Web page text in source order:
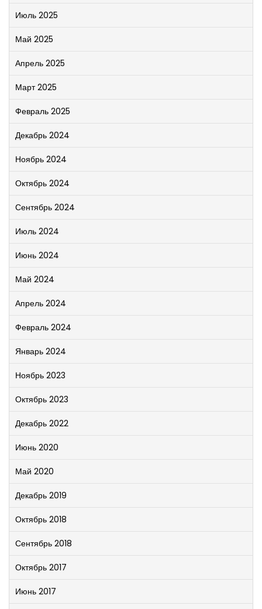
Июль 2025
Май 2025
Апрель 2025
Март 2025
Февраль 2025
Декабрь 2024
Ноябрь 2024
Октябрь 2024
Сентябрь 2024
Июль 2024
Июнь 2024
Май 2024
Апрель 2024
Февраль 2024
Январь 2024
Ноябрь 2023
Октябрь 2023
Декабрь 2022
Июнь 2020
Май 2020
Декабрь 2019
Октябрь 2018
Сентябрь 2018
Октябрь 2017
Июнь 2017